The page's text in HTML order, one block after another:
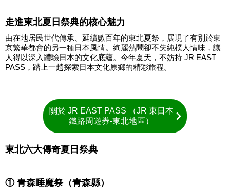
走進東北夏日祭典的核心魅力
由在地居民世代傳承、延續數百年的東北夏祭，展現了有別於東
京繁華都會的另一種日本風情。絢麗熱鬧卻不失純樸人情味，讓
人得以深入體驗日本的文化底蘊。今年夏天，不妨持 JR EAST
PASS，踏上一趟探索日本文化原鄉的精彩旅程。
關於 JR EAST PASS （JR 東日本
鐵路周遊券-東北地區）
東北六大傳奇夏日祭典
① 青森睡魔祭（青森縣）